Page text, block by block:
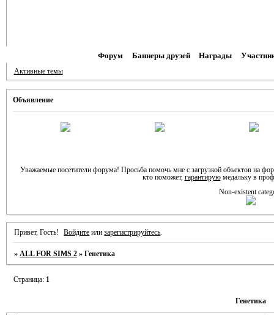
Форум Баннеры друзей Награды
Активные темы
Объявление
Уважаемые посетители форума! Просьба помочь мне с загрузкой объектов на
кто поможет, гарантируюмедальку в
Non-existent
Привет, Гость! Войдите илизарегистрируйтесь
» ALL FOR SIMS 2 »Генетика
Генетика
Страница: 1